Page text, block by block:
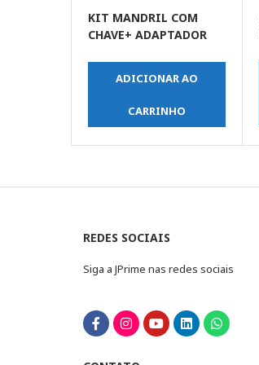
KIT MANDRIL COM
CHAVE+ ADAPTADOR
ADICIONAR AO
CARRINHO
REDES SOCIAIS
Siga a JPrime nas redes sociais